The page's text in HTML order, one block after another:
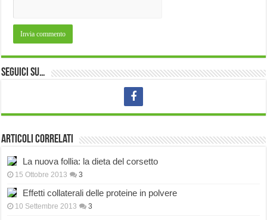
Seguici su…
Articoli correlati
La nuova follia: la dieta del corsetto
15 Ottobre 2013 3
Effetti collaterali delle proteine in polvere
10 Settembre 2013 3